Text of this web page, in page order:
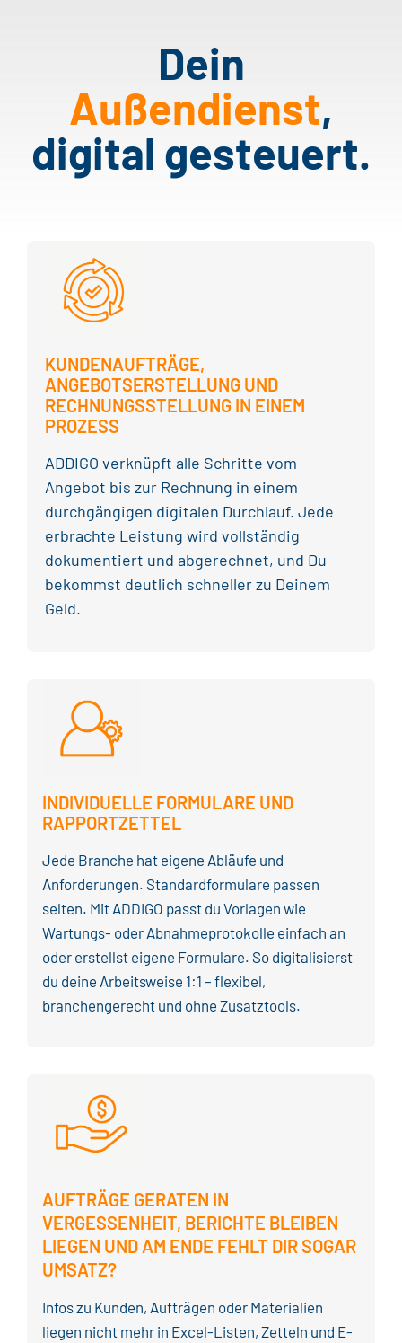
Dein
Außendienst,
digital gesteuert.
KUNDENAUFTRÄGE,
ANGEBOTSERSTELLUNGUND
RECHNUNGSSTELLUNGIN EINEM
PROZESS
ADDIGO verknüpft alle Schritte vom
Angebot bis zur Rechnung in einem
durchgängigen digitalen Durchlauf. Jede
erbrachte Leistung wird vollständig
dokumentiert und abgerechnet, und Du
bekommst deutlich schneller zu Deinem
Geld.
INDIVIDUELLE FORMULARE UND
RAPPORTZETTEL
Jede Branche hat eigene Abläufe und
Anforderungen. Standardformulare passen
selten. Mit ADDIGO passt du Vorlagen wie
Wartungs- oder Abnahmeprotokolle einfach an
oder erstellst eigene Formulare. So digitalisierst
du deine Arbeitsweise 1:1 – flexibel,
branchengerecht und ohne Zusatztools.
AUFTRÄGE GERATEN IN
VERGESSENHEIT, BERICHTE BLEIBEN
LIEGEN UND AM ENDE FEHLT DIR SOGAR
UMSATZ?
Infos zu Kunden, Aufträgen oder Materialien
liegen nicht mehr in Excel-Listen, Zetteln und E-